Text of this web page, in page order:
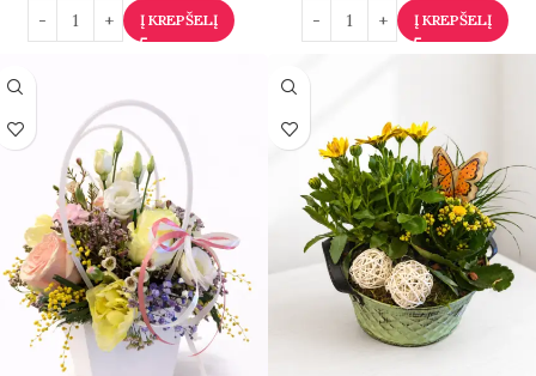
Į KREPŠELĮ Į KREPŠELĮ